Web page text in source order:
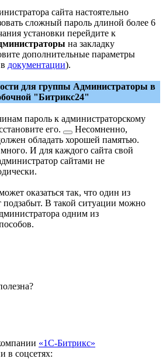
сайта настоятельно
сложный пароль длиной более 6
установки перейдите к
на закладку
дополнительные параметры
документации).
для группы Администраторы в
"Битрикс24"
пароль к администраторскому
его.
Несомненно,
обладать хорошей памятью.
И для каждого сайта свой
сайтами не
оказаться так, что один из
подзабыт. В такой ситуации можно
одним из
«1С-Битрикс»
в соцсетях: